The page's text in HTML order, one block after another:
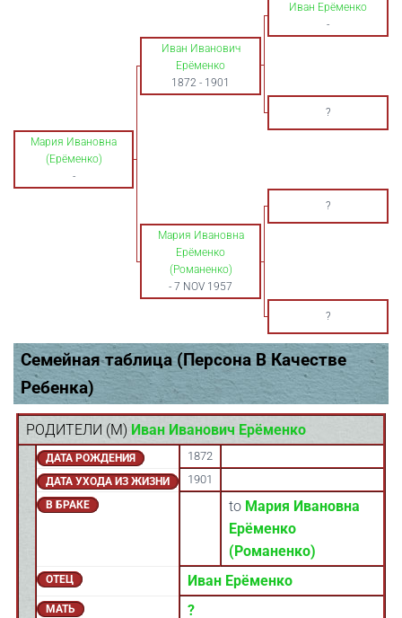
Иван Ерёменко
-
Иван Иванович
Ерёменко
1872 - 1901
?
Мария Ивановна
(Ерёменко)
-
?
Мария Ивановна
Ерёменко
(Романенко)
- 7 NOV 1957
?
Семейная таблица (Персона В Качестве
Ребенка)
РОДИТЕЛИ (M) Иван Иванович Ерёменко
ДАТА РОЖДЕНИЯ 1872
ДАТА УХОДА ИЗ ЖИЗНИ 1901
В БРАКЕ to Мария Ивановна
Ерёменко
(Романенко)
ОТЕЦ Иван Ерёменко
МАТЬ ?